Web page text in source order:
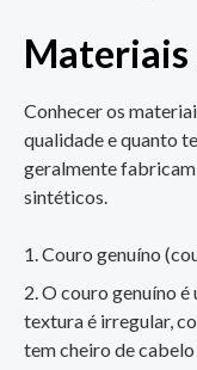
Conhecer os
qualidade e quanto
geralmente
sintéticos.
Couro genuíno
O couro genuíno é
textura é irregular,
tem cheiro de